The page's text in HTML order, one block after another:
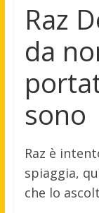
Raz
da
sono
Raz è
spiaggia,
che lo